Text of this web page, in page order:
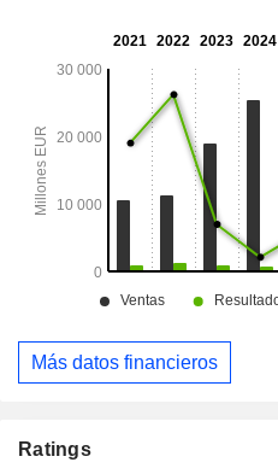
Más datos financieros
Ratings